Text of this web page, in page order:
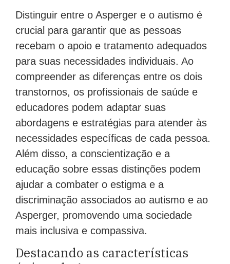
Distinguir entre o Asperger e o autismo é
crucial para garantir que as pessoas
recebam o apoio e tratamento adequados
para suas necessidades individuais. Ao
compreender as diferenças entre os dois
transtornos, os profissionais de saúde e
educadores podem adaptar suas
abordagens e estratégias para atender às
necessidades específicas de cada pessoa.
Além disso, a conscientização e a
educação sobre essas distinções podem
ajudar a combater o estigma e a
discriminação associados ao autismo e ao
Asperger, promovendo uma sociedade
mais inclusiva e compassiva.
Destacando as características